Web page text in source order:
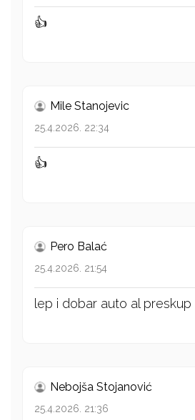
👍
Mile Stanojevic
25.4.2026. 22:34
👍
Pero Balać
25.4.2026. 21:54
lep i dobar auto al preskup
Nebojša Stojanović
25.4.2026. 21:36